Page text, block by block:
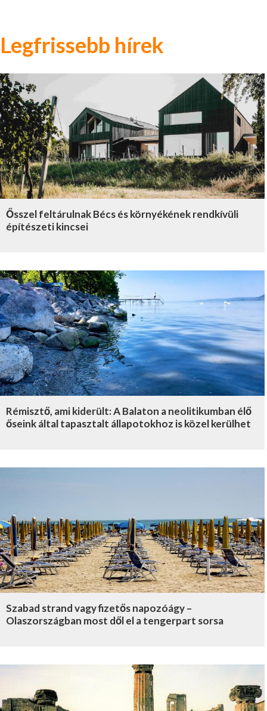
Legfrissebb hírek
Ősszel feltárulnak Bécs és környékének rendkívüli
építészeti kincsei
Rémisztő, ami kiderült: A Balaton a neolitikumban élő
őseink által tapasztalt állapotokhoz is közel kerülhet
Szabad strand vagy fizetős napozóágy –
Olaszországban most dől el a tengerpart sorsa